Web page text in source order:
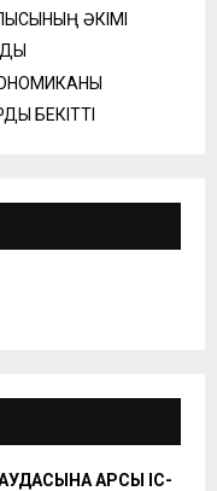
ӘКІМІ
БЕКІТТІ
ҚАРСЫ ІС-